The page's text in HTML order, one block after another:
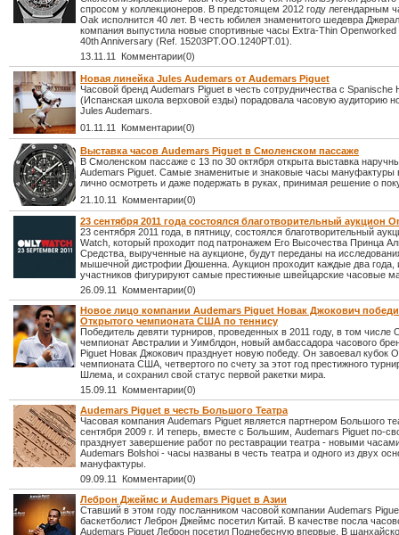
спросом у коллекционеров. В предстоящем 2012 году легендарным
Oak исполнится 40 лет. В честь юбилея знаменитого шедевра
компания выпустила новые спортивные часы Extra-Thin Openworked
40th Anniversary (Ref. 15203PT.OO.1240PT.01).
13.11.11 Комментарии(0)
Новая линейка Jules Audemars от Audemars Piguet
Часовой бренд Audemars Piguet в честь сотрудничества с Spanische
(Испанская школа верховой езды) порадовала часовую аудиторию
Jules Audemars.
01.11.11 Комментарии(0)
Выставка часов Audemars Piguet в Смоленском пассаже
В Смоленском пассаже с 13 по 30 октября открыта выставка
Audemars Piguet. Самые знаменитые и знаковые часы мануфактуры
лично осмотреть и даже подержать в руках, принимая решение о
21.10.11 Комментарии(0)
23 сентября 2011 года состоялся благотворительный аукцион
23 сентября 2011 года, в пятницу, состоялся благотворительный
Watch, который проходит под патронажем Его Высочества Принца
Средства, вырученные на аукционе, будут переданы на
мышечной дистрофии Дюшенна. Аукцион проходит каждые два года,
участников фигурируют самые престижные швейцарские часовые
26.09.11 Комментарии(0)
Новое лицо компании Audemars Piguet Новак Джокович
Открытого чемпионата США по теннису
Победитель девяти турниров, проведенных в 2011 году, в том числе
чемпионат Австралии и Уимблдон, новый амбассадора часового
Piguet Новак Джокович празднует новую победу. Он завоевал кубок
чемпионата США, четвертого по счету за этот год престижного
Шлема, и сохранил свой статус первой ракетки мира.
15.09.11 Комментарии(0)
Audemars Piguet в честь Большого Театра
Часовая компания Audemars Piguet является партнером Большого
сентября 2009 г. И теперь, вместе с Большим, Audemars Piguet по-
празднует завершение работ по реставрации театра - новыми
Audemars Bolshoi - часы названы в честь театра и одного из двух
мануфактуры.
09.09.11 Комментарии(0)
Леброн Джеймс и Audemars Piguet в Азии
Ставший в этом году посланником часовой компании Audemars
баскетболист Леброн Джеймс посетил Китай. В качестве посла
Audemars Piguet Леброн посетил Поднебесную впервые. В